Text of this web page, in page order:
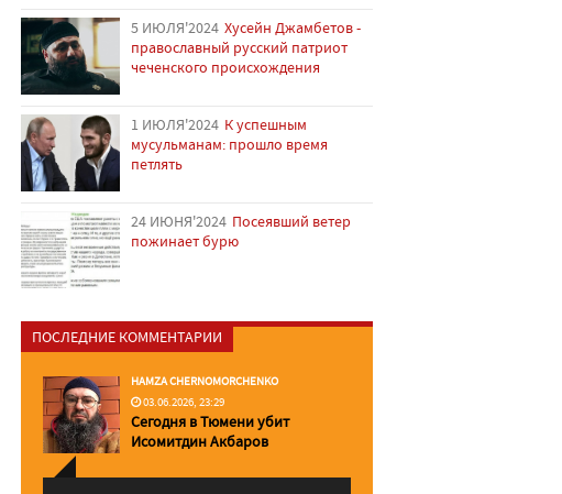
5 ИЮЛЯ'2024 Хусейн Джамбетов -
православный русский патриот
чеченского происхождения
1 ИЮЛЯ'2024 К успешным
мусульманам: прошло время
петлять
24 ИЮНЯ'2024 Посеявший ветер
пожинает бурю
ПОСЛЕДНИЕ КОММЕНТАРИИ
HAMZA CHERNOMORCHENKO
03.06.2026, 23:29
Сегодня в Тюмени убит
Исомитдин Акбаров